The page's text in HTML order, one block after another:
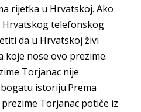
rijetka u Hrvatskoj. Ako
Hrvatskog telefonskog
da u Hrvatskoj živi
koje nose ovo prezime.
Torjanac nije
istoriju.Prema
Torjanac potiče iz